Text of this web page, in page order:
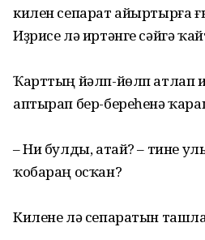
килен сепарат айыртырға
Иҙрисе лә иртәнге сәйгә
Ҡарттың йәлп-йөлп атлап
аптырап бер-береһенә
– Ни булды, атай? – тине
ҡобараң осҡан?
Килене лә сепаратын